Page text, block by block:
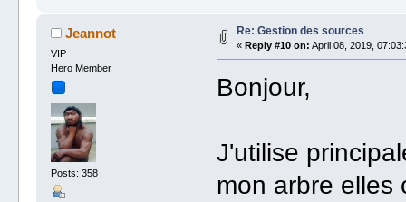
Jeannot
VIP
Hero Member
Posts: 358
Re: Gestion des sources
« Reply #10 on: April 08, 2019,
Bonjour,
J'utilise
mon arbre elles